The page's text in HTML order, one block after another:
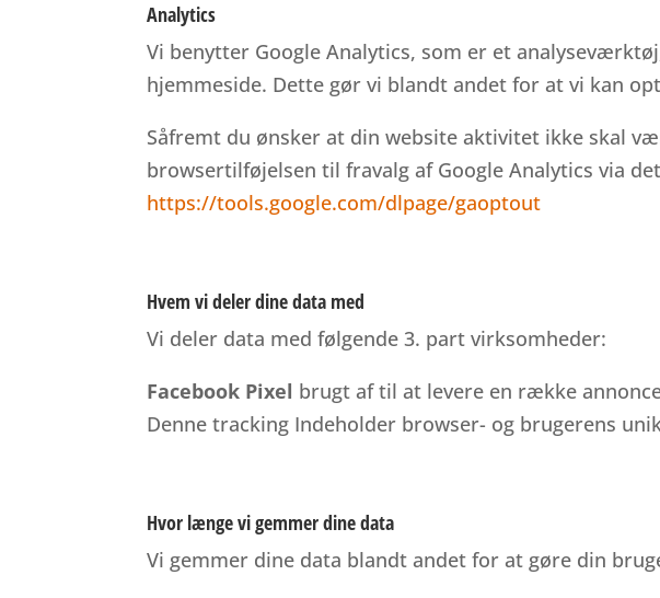
Analytics
Vi benytter Google Analytics, som er et
hjemmeside. Dette gør vi blandt andet for at vi kan
Såfremt du ønsker at din website aktivitet ikke skal
browsertilføjelsen til fravalg af Google Analytics via
https://tools.google.com/dlpage/gaoptout
Hvem vi deler dine data med
Vi deler data med følgende 3. part virksomheder:
Facebook Pixel brugt af til at levere en række
Denne tracking Indeholder browser- og brugerens
Hvor længe vi gemmer dine data
Vi gemmer dine data blandt andet for at gøre din